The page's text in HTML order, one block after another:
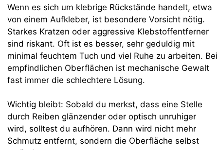
Wenn es sich um klebrige Rückstände handelt, etwa
von einem Aufkleber, ist besondere Vorsicht nötig.
Starkes Kratzen oder aggressive Klebstoffentferner
sind riskant. Oft ist es besser, sehr geduldig mit
minimal feuchtem Tuch und viel Ruhe zu arbeiten. Bei
empfindlichen Oberflächen ist mechanische Gewalt
fast immer die schlechtere Lösung.
Wichtig bleibt: Sobald du merkst, dass eine Stelle
durch Reiben glänzender oder optisch unruhiger
wird, solltest du aufhören. Dann wird nicht mehr
Schmutz entfernt, sondern die Oberfläche selbst